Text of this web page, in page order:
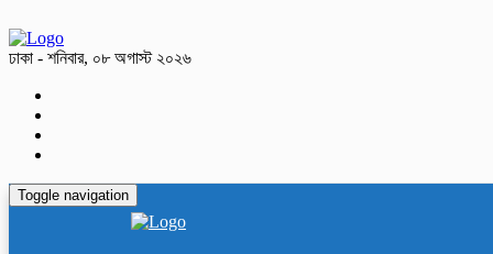
ঢাকা - শনিবার, ০৮ অগাস্ট ২০২৬
Toggle navigation